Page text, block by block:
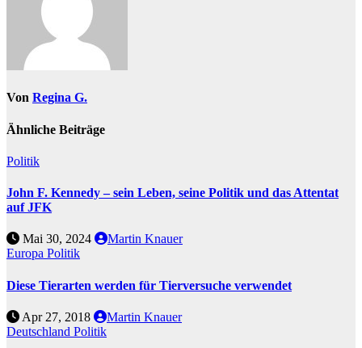
Von Regina G.
Ähnliche Beiträge
Politik
John F. Kennedy – sein Leben, seine Politik und das Attentat
auf JFK
Mai 30, 2024
Martin Knauer
Europa Politik
Diese Tierarten werden für Tierversuche verwendet
Apr 27, 2018
Martin Knauer
Deutschland Politik